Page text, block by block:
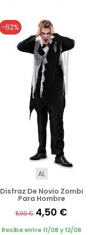
-62%
AL
Disfraz De Novio Zombi
Para Hombre
11,90 € 4,50 €
Recibe entre 11/08 y 12/08